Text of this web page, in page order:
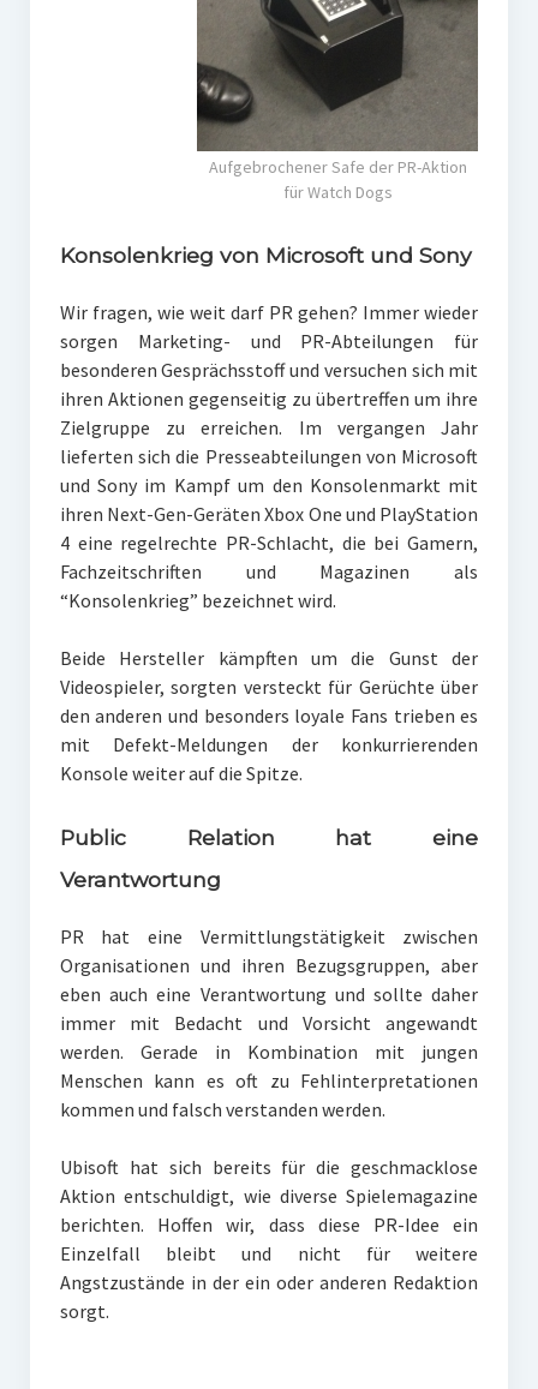
Aufgebrochener Safe der PR-Aktion
für Watch Dogs
Konsolenkrieg von Microsoft und Sony
Wir fragen, wie weit darf PR gehen? Immer wieder
sorgen Marketing- und PR-Abteilungen für
besonderen Gesprächsstoff und versuchen sich mit
ihren Aktionen gegenseitig zu übertreffen um ihre
Zielgruppe zu erreichen. Im vergangen Jahr
lieferten sich die Presseabteilungen von Microsoft
und Sony im Kampf um den Konsolenmarkt mit
ihren Next-Gen-Geräten Xbox One und PlayStation
4 eine regelrechte PR-Schlacht, die bei Gamern,
Fachzeitschriften und Magazinen als
“Konsolenkrieg” bezeichnet wird.
Beide Hersteller kämpften um die Gunst der
Videospieler, sorgten versteckt für Gerüchte über
den anderen und besonders loyale Fans trieben es
mit Defekt-Meldungen der konkurrierenden
Konsole weiter auf die Spitze.
Public Relation hat eine
Verantwortung
PR hat eine Vermittlungstätigkeit zwischen
Organisationen und ihren Bezugsgruppen, aber
eben auch eine Verantwortung und sollte daher
immer mit Bedacht und Vorsicht angewandt
werden. Gerade in Kombination mit jungen
Menschen kann es oft zu Fehlinterpretationen
kommen und falsch verstanden werden.
Ubisoft hat sich bereits für die geschmacklose
Aktion entschuldigt, wie diverse Spielemagazine
berichten. Hoffen wir, dass diese PR-Idee ein
Einzelfall bleibt und nicht für weitere
Angstzustände in der ein oder anderen Redaktion
sorgt.